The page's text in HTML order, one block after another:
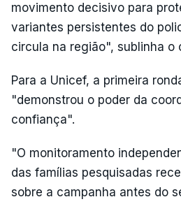
movimento decisivo para
variantes persistentes do
circula na região", sublinha o
Para a Unicef, a primeira
"demonstrou o poder da
confiança".
"O monitoramento
das famílias pesquisadas
sobre a campanha antes do